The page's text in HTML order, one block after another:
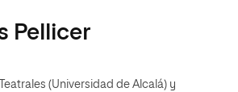
Pellicer
(Universidad de Alcalá) y